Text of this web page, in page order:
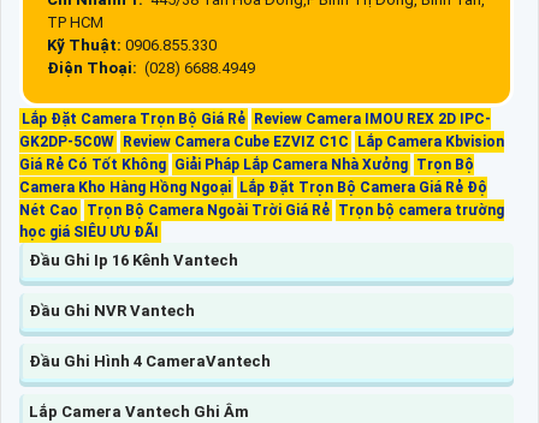
TP HCM
Kỹ Thuật: 0906.855.330
Điện Thoại: (028) 6688.4949
Lắp Đặt Camera Trọn Bộ Giá Rẻ
Review Camera IMOU REX 2D IPC-
GK2DP-5C0W
Review Camera Cube EZVIZ C1C
Lắp Camera Kbvision
Giá Rẻ Có Tốt Không Giải Pháp Lắp Camera Nhà Xưởng Trọn Bộ
Camera Kho Hàng Hồng Ngoại
Lắp Đặt Trọn Bộ Camera Giá Rẻ Độ
Nét Cao
Trọn Bộ Camera Ngoài Trời Giá Rẻ Trọn bộ camera trường
học giá SIÊU ƯU ĐÃI
Đầu Ghi Ip 16 Kênh Vantech
Đầu Ghi NVR Vantech
Đầu Ghi Hình 4 CameraVantech
Lắp Camera Vantech Ghi Âm